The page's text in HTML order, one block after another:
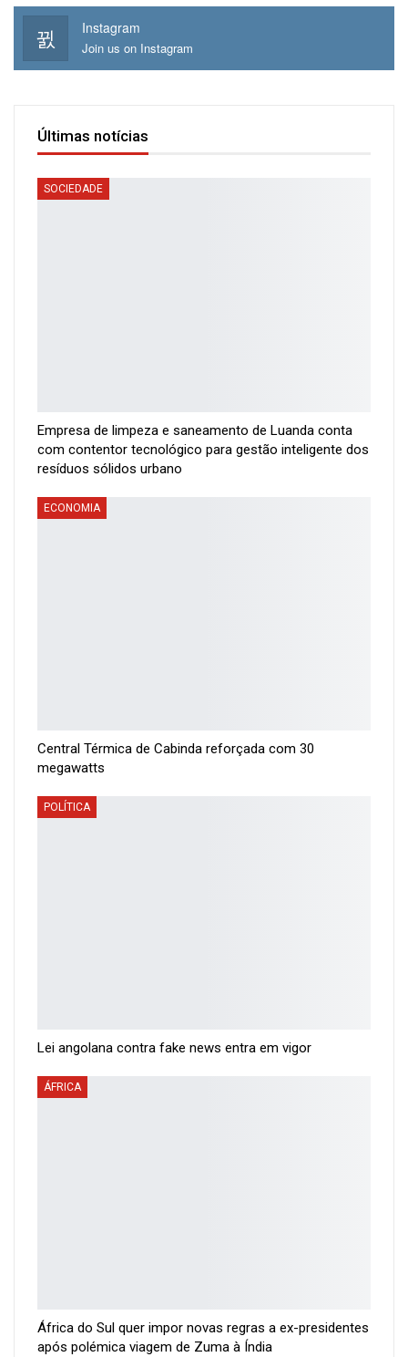
Instagram
Join us on Instagram
Últimas notícias
SOCIEDADE
Empresa de limpeza e saneamento de Luanda conta
com contentor tecnológico para gestão inteligente dos
resíduos sólidos urbano
ECONOMIA
Central Térmica de Cabinda reforçada com 30
megawatts
POLÍTICA
Lei angolana contra fake news entra em vigor
ÁFRICA
África do Sul quer impor novas regras a ex-presidentes
após polémica viagem de Zuma à Índia